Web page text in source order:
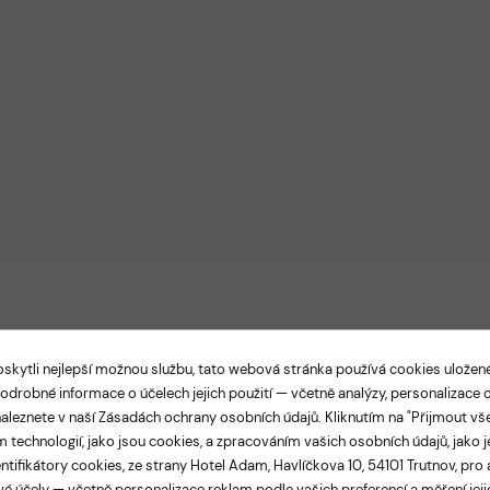
A TRADICE V SAMOTNÉM SRDCI
nejlepší možnou službu, tato webová stránka používá cookies
informace o účelech jejich použití — včetně analýzy, personalizace
v našíZásadách ochrany osobních údajů. Kliknutím na "Přijmout
technologií, jako jsou cookies, a zpracováním vašich osobních údajů, jako
cookies, ze strany Hotel Adam, Havlíčkova 10, 54101 Trutnov, pro